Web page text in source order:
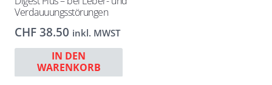
Verdauuungsstörungen
CHF38.50 inkl. MWST
IN DEN
WARENKORB